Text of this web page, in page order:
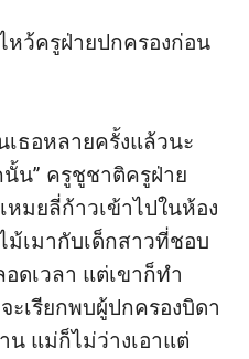
หว้ครูฝ่ายปกครองก่อน
เธอหลายครั้งแล้วนะ
นั้น” ครูชูชาติครูฝ่าย
หมยลี่ก้าวเข้าไปในห้อง
เมากับเด็กสาวที่ชอบ
เวลา แต่เขาก็ทำ
ะเรียกพบผู้ปกครองบิดา
น แม่ก็ไม่ว่างเอาแต่